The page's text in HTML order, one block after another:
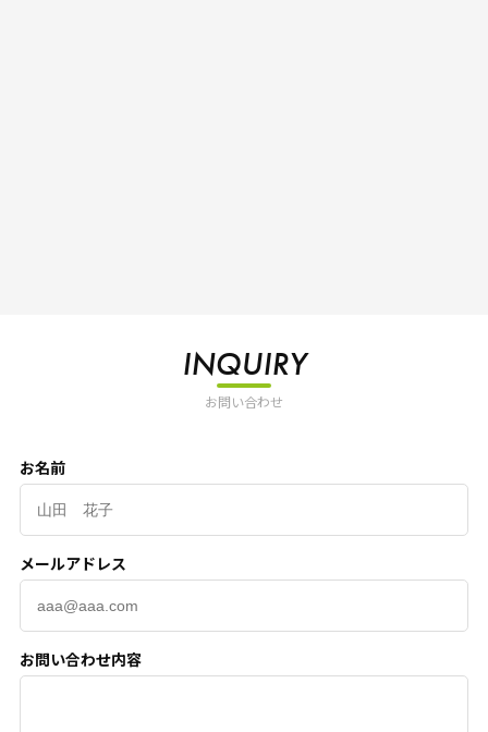
INQUIRY
お問い合わせ
お名前
メールアドレス
お問い合わせ内容